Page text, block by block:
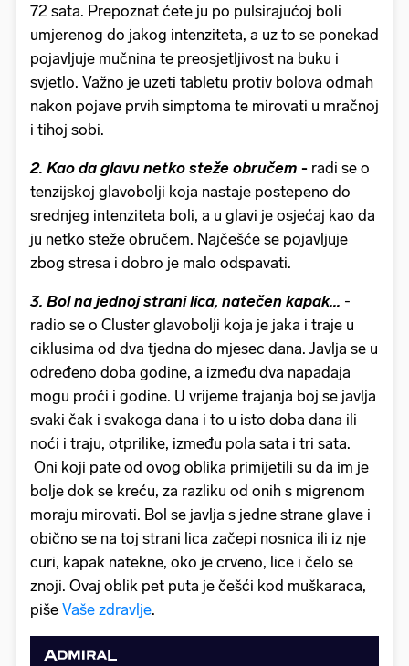
72 sata. Prepoznat ćete ju po pulsirajućoj boli
umjerenog do jakog intenziteta, a uz to se ponekad
pojavljuje mučnina te preosjetljivost na buku i
svjetlo. Važno je uzeti tabletu protiv bolova odmah
nakon pojave prvih simptoma te mirovati u mračnoj
i tihoj sobi.
2. Kao da glavu netko steže obručem - radi se o
tenzijskoj glavobolji koja nastaje postepeno do
srednjeg intenziteta boli, a u glavi je osjećaj kao da
ju netko steže obručem. Najčešće se pojavljuje
zbog stresa i dobro je malo odspavati.
3. Bol na jednoj strani lica, natečen kapak... -
radio se o Cluster glavobolji koja je jaka i traje u
ciklusima od dva tjedna do mjesec dana. Javlja se u
određeno doba godine, a između dva napadaja
mogu proći i godine. U vrijeme trajanja boj se javlja
svaki čak i svakoga dana i to u isto doba dana ili
noći i traju, otprilike, između pola sata i tri sata.
Oni koji pate od ovog oblika primijetili su da im je
bolje dok se kreću, za razliku od onih s migrenom
moraju mirovati. Bol se javlja s jedne strane glave i
obično se na toj strani lica začepi nosnica ili iz nje
curi, kapak natekne, oko je crveno, lice i čelo se
znoji. Ovaj oblik pet puta je češći kod muškaraca,
piše Vaše zdravlje.